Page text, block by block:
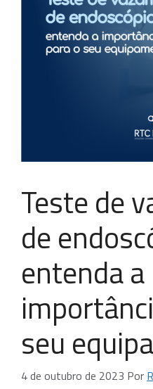
Teste de
de
entenda a
seu
4 de outubro de 2023 Por